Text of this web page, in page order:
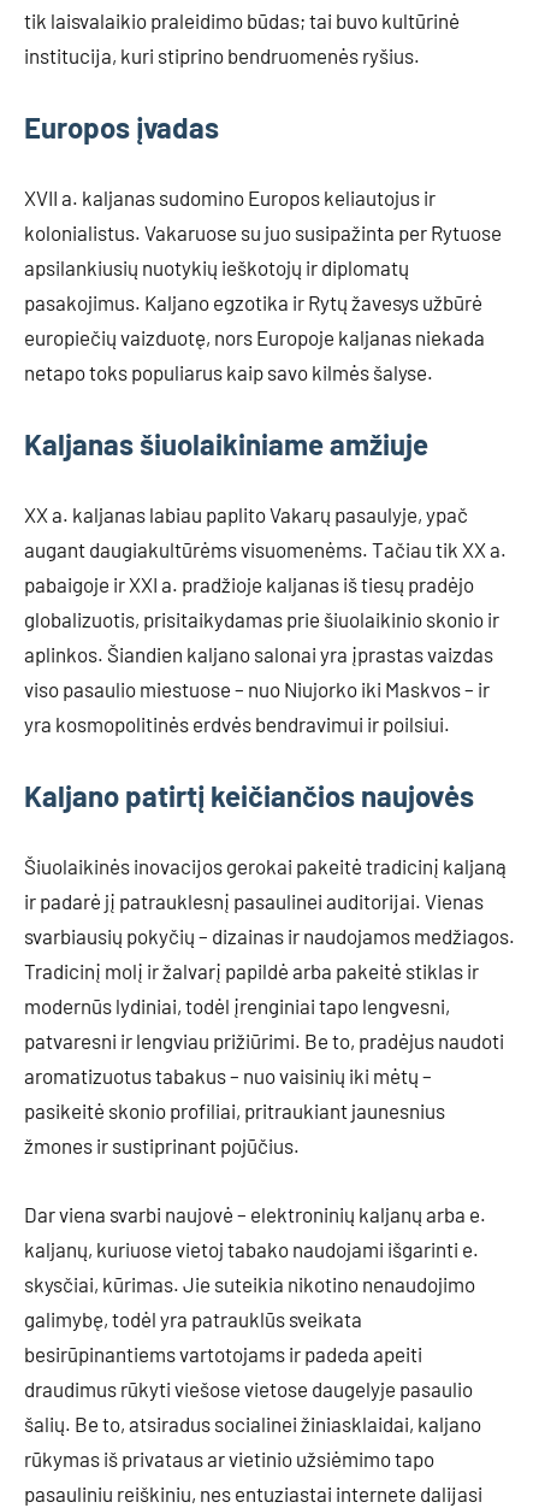
tik laisvalaikio praleidimo būdas; tai buvo kultūrinė
institucija, kuri stiprino bendruomenės ryšius.
Europos įvadas
XVII a. kaljanas sudomino Europos keliautojus ir
kolonialistus. Vakaruose su juo susipažinta per Rytuose
apsilankiusių nuotykių ieškotojų ir diplomatų
pasakojimus. Kaljano egzotika ir Rytų žavesys užbūrė
europiečių vaizduotę, nors Europoje kaljanas niekada
netapo toks populiarus kaip savo kilmės šalyse.
Kaljanas šiuolaikiniame amžiuje
XX a. kaljanas labiau paplito Vakarų pasaulyje, ypač
augant daugiakultūrėms visuomenėms. Tačiau tik XX a.
pabaigoje ir XXI a. pradžioje kaljanas iš tiesų pradėjo
globalizuotis, prisitaikydamas prie šiuolaikinio skonio ir
aplinkos. Šiandien kaljano salonai yra įprastas vaizdas
viso pasaulio miestuose – nuo Niujorko iki Maskvos – ir
yra kosmopolitinės erdvės bendravimui ir poilsiui.
Kaljano patirtį keičiančios naujovės
Šiuolaikinės inovacijos gerokai pakeitė tradicinį kaljaną
ir padarė jį patrauklesnį pasaulinei auditorijai. Vienas
svarbiausių pokyčių – dizainas ir naudojamos medžiagos.
Tradicinį molį ir žalvarį papildė arba pakeitė stiklas ir
modernūs lydiniai, todėl įrenginiai tapo lengvesni,
patvaresni ir lengviau prižiūrimi. Be to, pradėjus naudoti
aromatizuotus tabakus – nuo vaisinių iki mėtų –
pasikeitė skonio profiliai, pritraukiant jaunesnius
žmones ir sustiprinant pojūčius.
Dar viena svarbi naujovė – elektroninių kaljanų arba e.
kaljanų, kuriuose vietoj tabako naudojami išgarinti e.
skysčiai, kūrimas. Jie suteikia nikotino nenaudojimo
galimybę, todėl yra patrauklūs sveikata
besirūpinantiems vartotojams ir padeda apeiti
draudimus rūkyti viešose vietose daugelyje pasaulio
šalių. Be to, atsiradus socialinei žiniasklaidai, kaljano
rūkymas iš privataus ar vietinio užsiėmimo tapo
pasauliniu reiškiniu, nes entuziastai internete dalijasi